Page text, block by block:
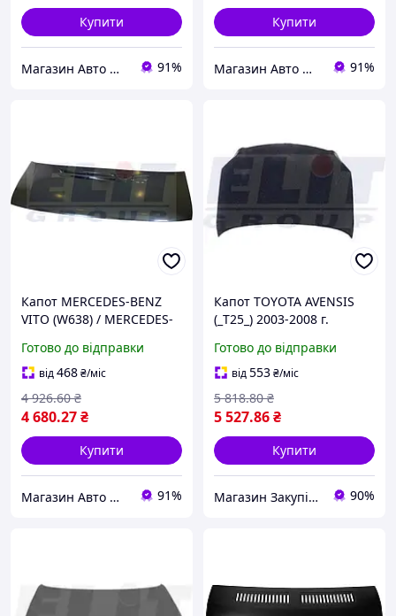
Купити
Магазин Авто Швидкість 91%
Купити
Магазин Авто Швидкість 91%
Капот MERCEDES-BENZ
VITO (W638) / MERCEDES-
1996-2003 г.
Готово до відправки
від468₴/міс
4 680.27₴
4 926.60 ₴
Купити
Магазин Авто Швидкість 91%
Капот TOYOTA AVENSIS
(_T25_) 2003-2008 г.
Готово до відправки
від553₴/міс
5 527.86₴
5 818.80 ₴
Купити
Магазин Закупівля 90%